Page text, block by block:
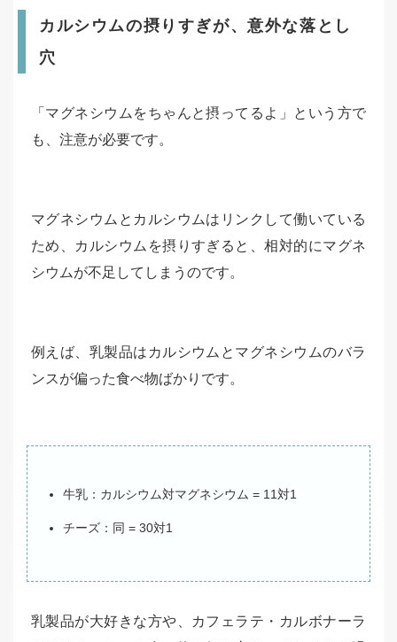
カルシウムの摂りすぎが、意外な落とし
穴
「マグネシウムをちゃんと摂ってるよ」という方で
も、注意が必要です。
マグネシウムとカルシウムはリンクして働いている
ため、カルシウムを摂りすぎると、相対的にマグネ
シウムが不足してしまうのです。
例えば、乳製品はカルシウムとマグネシウムのバラ
ンスが偏った食べ物ばかりです。
牛乳：カルシウム対マグネシウム = 11対1
チーズ：同 = 30対1
乳製品が大好きな方や、カフェラテ・カルボナーラ